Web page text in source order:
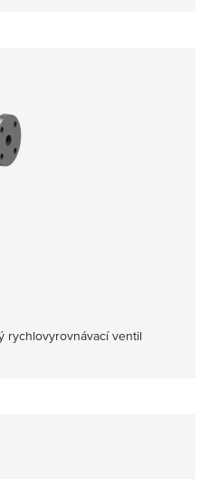
rychlovyrovnávací ventil